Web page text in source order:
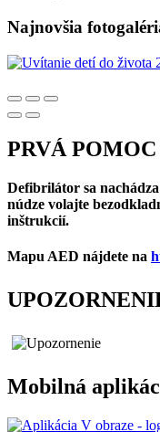
Najnovšia
PRVÁ POMOC
Defibrilátor sa
núdze volajte
inštrukcií.
Mapu AED nájdete na
Mobilná